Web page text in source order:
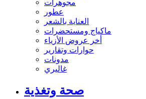
مجوهرات
عطور
العناية بالشعر
ماكياج ومستحضرات
أخر عروض الأزياء
حوارات وتقارير
مدونات
غاليري
صحة وتغذية